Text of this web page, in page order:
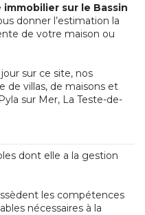
immobilier sur le Bassin
donner l’estimation la
de votre maison ou
sur ce site, nos
de villas, de maisons et
sur Mer, La Teste-de-
dont elle a la gestion
les compétences
nécessaires à la